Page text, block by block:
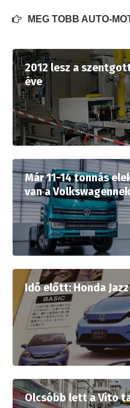
MÉG TÖBB AUTÓ-
2012 lesz a
éve
Már 11-14 tonnás
van a Volkswagennek
Idő előtt: Honda Jazz
Olcsóbb lett a Vito